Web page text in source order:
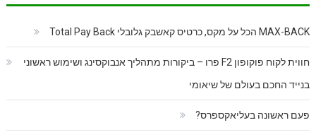
MAX-BACK הכל על מקס, כרטיס קאשבק גלובלי Total Pay Back
חווית לקוח פוקופון F2 פרו – ביקורות מתהליך אנבוקסינג ושימוש ראשוני
בנייד החכם בעולם של שיאומי
פעם ראשונה בעליאקספרס?